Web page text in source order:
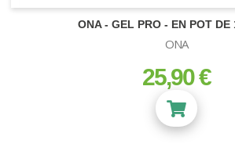
SUBSTRATS
Terre et Terreau
ONA - GEL PRO - EN POT DE
ONA
prix
25,90 €